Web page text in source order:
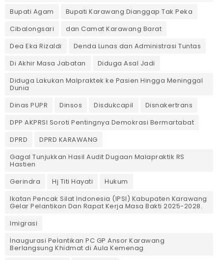
Bupati Agam
Bupati Karawang Dianggap Tak Peka
Cibalongsari
dan Camat Karawang Barat
Dea Eka Rizaldi
Denda Lunas dan Administrasi Tuntas
‎Di Akhir Masa Jabatan
Diduga Asal Jadi
Diduga Lakukan Malpraktek ke Pasien Hingga Meninggal
Dunia
Dinas PUPR
Dinsos Disdukcapil
Disnakertrans
DPP AKPRSI Soroti Pentingnya Demokrasi Bermartabat
DPRD
DPRD KARAWANG
Gagal Tunjukkan Hasil Audit Dugaan Malapraktik RS
Hastien
Gerindra
Hj Titi Hayati
Hukum
Ikatan Pencak Silat Indonesia (IPSI) Kabupaten Karawang
Gelar Pelantikan Dan Rapat Kerja Masa Bakti 2025-2028.
Imigrasi
Inaugurasi Pelantikan PC GP Ansor Karawang
Berlangsung Khidmat di Aula Kemenag